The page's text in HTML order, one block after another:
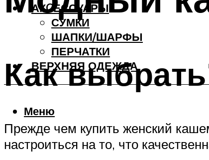
АКCЕССУАРЫ
СУМКИ
ШАПКИ/ШАРФЫ
ПЕРЧАТКИ
ВЕРХНЯЯ ОДЕЖДА
Меню
Как
Прежде чем купить женский
настроиться на то, что